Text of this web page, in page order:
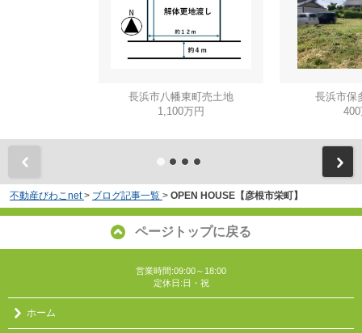
長浜市八幡東町売土地
1,100万円
長浜市保
不動産びわこnet > ブログ記事一覧 > OPEN HOUSE【彦根市栄町】
ページトップに戻る
営業時間:09:00～18:00
定休日:日・祝
ホーム